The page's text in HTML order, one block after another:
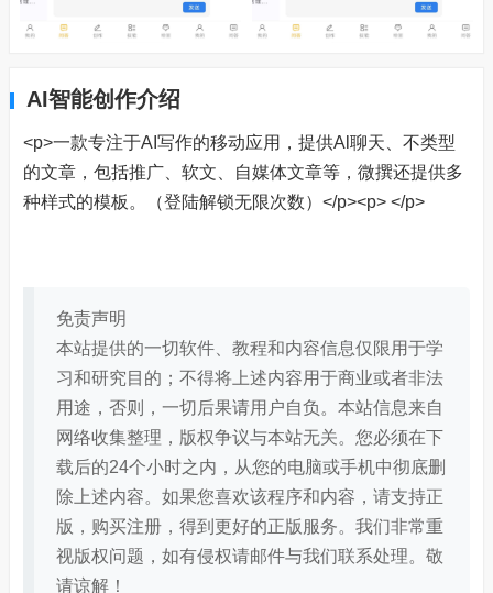
AI智能创作介绍
<p>一款专注于AI写作的移动应用，提供Al聊天、不类型
的文章，包括推广、软文、自媒体文章等，微撰还提供多
种样式的模板。（登陆解锁无限次数）</p><p> </p>
免责声明
本站提供的一切软件、教程和内容信息仅限用于学
习和研究目的；不得将上述内容用于商业或者非法
用途，否则，一切后果请用户自负。本站信息来自
网络收集整理，版权争议与本站无关。您必须在下
载后的24个小时之内，从您的电脑或手机中彻底删
除上述内容。如果您喜欢该程序和内容，请支持正
版，购买注册，得到更好的正版服务。我们非常重
视版权问题，如有侵权请邮件与我们联系处理。敬
请谅解！